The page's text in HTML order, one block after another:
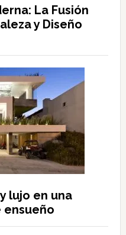
La Fusión
y Diseño
lujo en una
ensueño